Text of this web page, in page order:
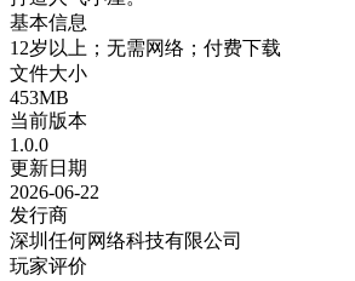
基本信息
12岁以上；无需网络；付费下载
文件大小
453MB
当前版本
1.0.0
更新日期
2026-06-22
发行商
深圳任何网络科技有限公司
玩家评价